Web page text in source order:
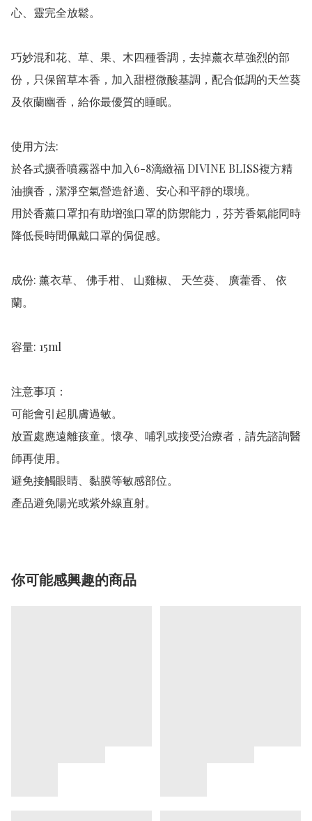
心、靈完全放鬆。
巧妙混和花、草、果、木四種香調，去掉薰衣草強烈的部
份，只保留草本香，加入甜橙微酸基調，配合低調的天竺葵
及依蘭幽香，給你最優質的睡眠。
使用方法:
於各式擴香噴霧器中加入6-8滴緻福 DIVINE BLISS複方精
油擴香，潔淨空氣營造舒適、安心和平靜的環境。
用於香薰口罩扣有助增強口罩的防禦能力，芬芳香氣能同時
降低長時間佩戴口罩的侷促感。
成份: 薰衣草、 佛手柑、 山雞椒、 天竺葵、 廣藿香、 依
蘭。
容量: 15ml
注意事項：
可能會引起肌膚過敏。
放置處應遠離孩童。懷孕、哺乳或接受治療者，請先諮詢醫
師再使用。
避免接觸眼睛、黏膜等敏感部位。
產品避免陽光或紫外線直射。
你可能感興趣的商品